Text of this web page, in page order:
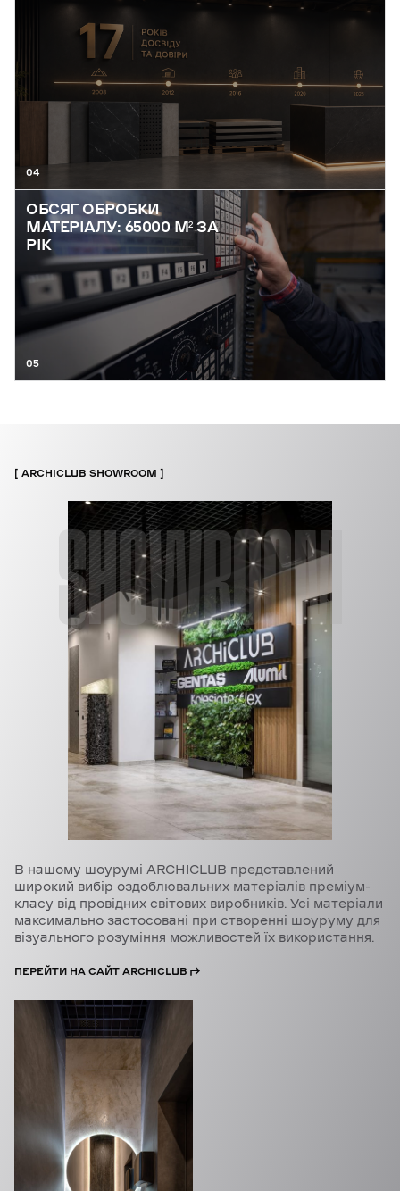
04
ОБСЯГ ОБРОБКИ
МАТЕРІАЛУ: 65000 М² ЗА
РІК
05
SHOWROOM
ARCHICLUB SHOWROOM
В нашому шоурумі ARCHICLUB представлений
широкий вибір оздоблювальних матеріалів преміум-
класу від провідних світових виробників. Усі матеріали
максимально застосовані при створенні шоуруму для
візуального розуміння можливостей їх використання.
ПЕРЕЙТИ НА САЙТ ARCHICLUB